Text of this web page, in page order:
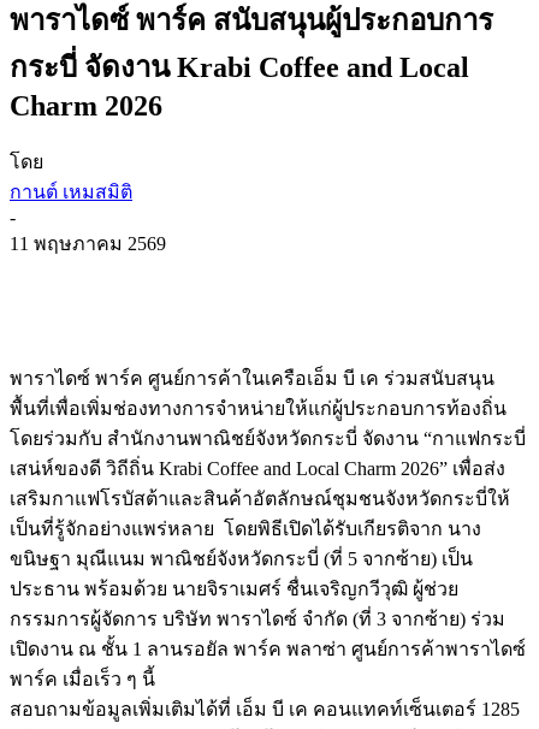
พาราไดซ์ พาร์ค สนับสนุนผู้ประกอบการ
กระบี่ จัดงาน Krabi Coffee and Local
Charm 2026
โดย
กานต์ เหมสมิติ
-
11 พฤษภาคม 2569
พาราไดซ์ พาร์ค ศูนย์การค้าในเครือเอ็ม บี เค ร่วมสนับสนุน
พื้นที่เพื่อเพิ่มช่องทางการจำหน่ายให้แก่ผู้ประกอบการท้องถิ่น
โดยร่วมกับ สำนักงานพาณิชย์จังหวัดกระบี่ จัดงาน “กาแฟกระบี่
เสน่ห์ของดี วิถีถิ่น Krabi Coffee and Local Charm 2026” เพื่อส่ง
เสริมกาแฟโรบัสต้าและสินค้าอัตลักษณ์ชุมชนจังหวัดกระบี่ให้
เป็นที่รู้จักอย่างแพร่หลาย โดยพิธีเปิดได้รับเกียรติจาก นาง
ขนิษฐา มุณีแนม พาณิชย์จังหวัดกระบี่ (ที่ 5 จากซ้าย) เป็น
ประธาน พร้อมด้วย นายจิราเมศร์ ชื่นเจริญกวีวุฒิ ผู้ช่วย
กรรมการผู้จัดการ บริษัท พาราไดซ์ จำกัด (ที่ 3 จากซ้าย) ร่วม
เปิดงาน ณ ชั้น 1 ลานรอยัล พาร์ค พลาซ่า ศูนย์การค้าพาราไดซ์
พาร์ค เมื่อเร็ว ๆ นี้
สอบถามข้อมูลเพิ่มเติมได้ที่ เอ็ม บี เค คอนแทคท์เซ็นเตอร์ 1285